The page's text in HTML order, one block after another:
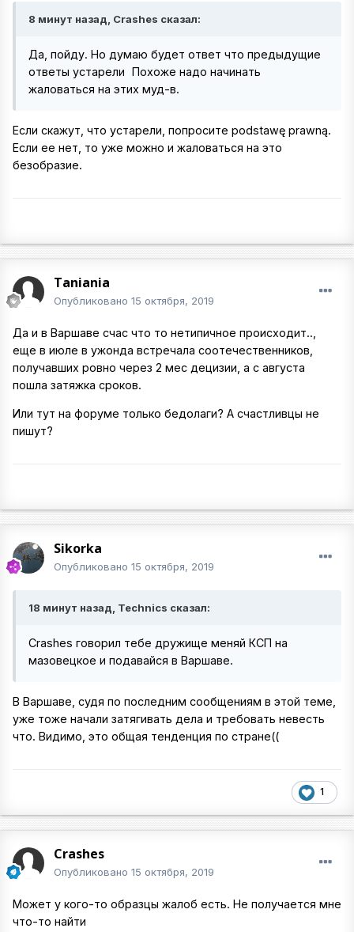
8 минут назад, Crashes сказал:
Да, пойду. Но думаю будет ответ что предыдущие
ответы устарели Похоже надо начинать
жаловаться на этих муд-в.
Если скажут, что устарели, попросите podstawę prawną.
Если ее нет, то уже можно и жаловаться на это
безобразие.
Taniania
Опубликовано 15 октября, 2019
Да и в Варшаве счас что то нетипичное происходит..,
еще в июле в ужонда встречала соотечественников,
получавших ровно через 2 мес децизии, а с августа
пошла затяжка сроков.
Или тут на форуме только бедолаги? А счастливцы не
пишут?
Sikorka
Опубликовано 15 октября, 2019
18 минут назад, Technics сказал:
Crashes говорил тебе дружище меняй КСП на
мазовецкое и подавайся в Варшаве.
В Варшаве, судя по последним сообщениям в этой теме,
уже тоже начали затягивать дела и требовать невесть
что. Видимо, это общая тенденция по стране((
1
Crashes
Опубликовано 15 октября, 2019
Может у кого-то образцы жалоб есть. Не получается мне
что-то найти